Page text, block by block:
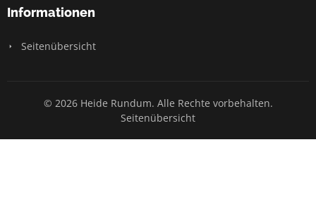
Informationen
Seitenübersicht
© 2026 Heide Rundum. Alle Rechte vorbehalten.
Seitenübersicht